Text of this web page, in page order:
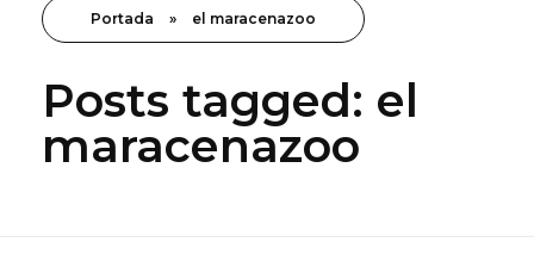
Portada » el maracenazoo
Posts tagged: el
maracenazoo